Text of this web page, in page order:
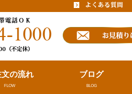
文の流れ
FLOW
ブログ
BLOG